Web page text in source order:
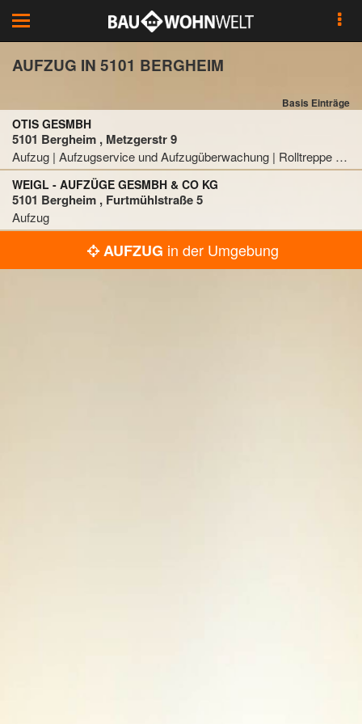
Toggle
navigation
AUFZUG IN 5101 BERGHEIM
Basis Einträge
OTIS GESMBH
5101 Bergheim , Metzgerstr 9
Aufzug | Aufzugservice und Aufzugüberwachung | Rolltreppe und Fahrsteig
WEIGL - AUFZÜGE GESMBH & CO KG
5101 Bergheim , Furtmühlstraße 5
Aufzug
AUFZUG in der Umgebung